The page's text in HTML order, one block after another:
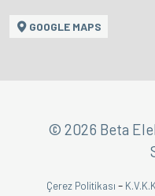
GOOGLE MAPS
© 2026 Beta
Çerez Politikası -